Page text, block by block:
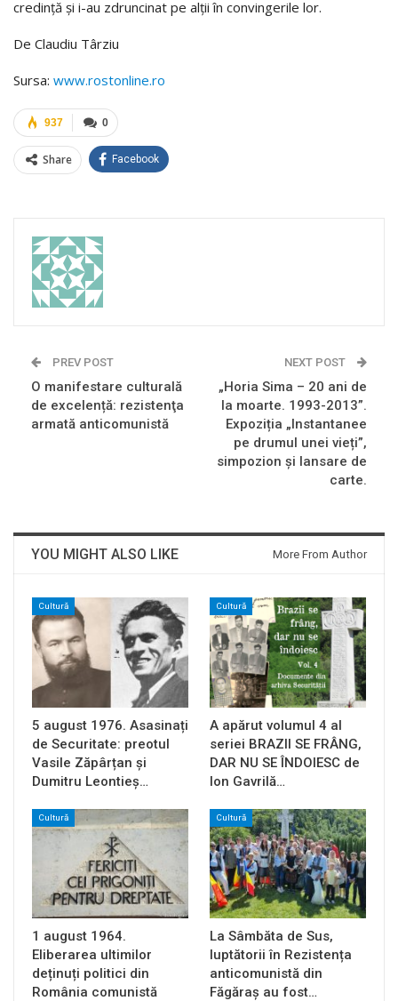
credinţă şi i-au zdruncinat pe alţii în convingerile lor.
De Claudiu Târziu
Sursa: www.rostonline.ro
0
937
Share Facebook
PREV POST
O manifestare culturală
de excelență: rezistenţa
armată anticomunistă
NEXT POST
„Horia Sima – 20 ani de
la moarte. 1993-2013”.
Expoziția „Instantanee
pe drumul unei vieți”,
simpozion și lansare de
carte.
YOU MIGHT ALSO LIKE More From Author
Cultură
5 august 1976. Asasinați
de Securitate: preotul
Vasile Zăpârțan și
Dumitru Leontieș…
Cultură
A apărut volumul 4 al
seriei BRAZII SE FRÂNG,
DAR NU SE ÎNDOIESC de
Ion Gavrilă…
Cultură
1 august 1964.
Eliberarea ultimilor
deținuți politici din
România comunistă
Cultură
La Sâmbăta de Sus,
luptătorii în Rezistența
anticomunistă din
Făgăraș au fost…